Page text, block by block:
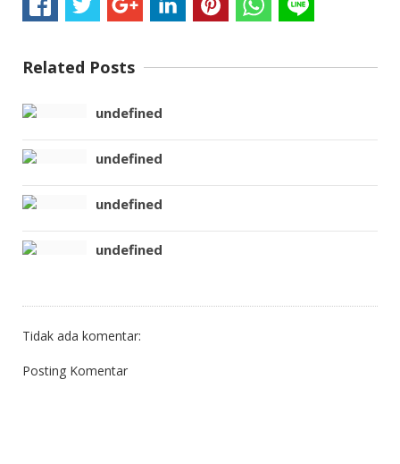
Related Posts
undefined
undefined
undefined
undefined
Tidak ada komentar:
Posting Komentar